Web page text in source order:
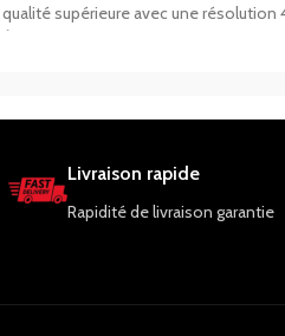
qualité supérieure avec une résolution
des soirées cinéma inoubliables à la
Livraison rapide
Rapidité de livraison garantie